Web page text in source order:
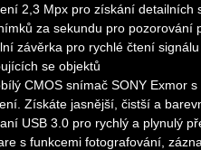
2,3 Mpx pro získání
za sekundu pro pozorování
závěrka pro rychlé čtení
se objektů
CMOS snímač SONY Exmor
Získáte jasnější, čistší a
USB 3.0 pro rychlý a plynulý
s funkcemi fotografování,